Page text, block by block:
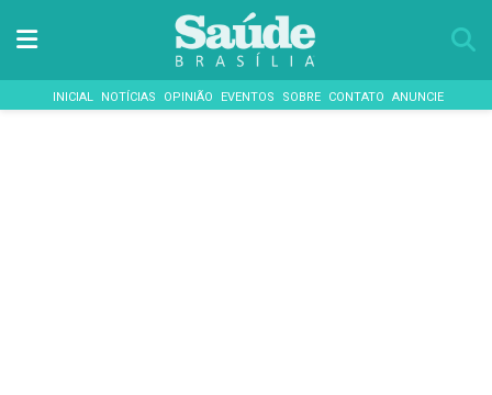
INICIAL NOTÍCIAS OPINIÃO EVENTOS SOBRE CONTATO ANUNCIE